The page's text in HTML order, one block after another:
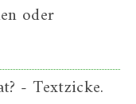
oder
- Textzicke.